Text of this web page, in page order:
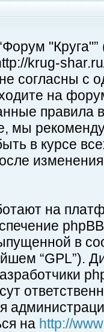
krug-
согласны с
на
правила
мы
в курсе
на
в
“GPL”).
на http://